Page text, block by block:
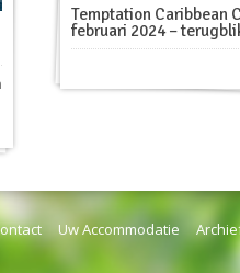
Temptation Caribbean
februari 2024 –
Uw Accommodatie